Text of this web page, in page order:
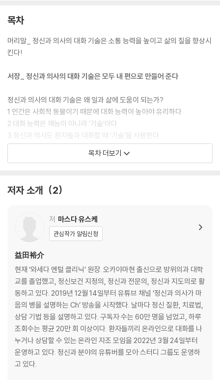
목차
머리말_ 정신과 의사의 대화 기술은 소통 능력을 높이고 삶의 질을 향상시
킨다!
서장_ 정신과 의사의 대화 기술은 모두 내 편으로 만들어 준다
정신과 의사의 대화 기술은 왜 일과 삶에 도움이 되는가?
1 인간은 사회적 동물이기 때문에 대화 능력이 높아야 유리하다
2 대화 능력은 재능이 아니라 ‘기술’이다
3 정신과 의사도 환자들과 대화할 때 ‘기술’을 사용한다
4 정신과 의사의 대화 기술은 인생을 내 편으로 만든다
01 앞으로는 ‘신뢰받는 사람’이 성공한다
제1장 대화의 성공과 실패는 ‘준비’에 달려 있다
02 정신과 치료와 대화의 공통점
03 대화하기 전에 목표를 설정해야 한다
column 정신과 의사의 대화 목표
04 대화하기 전에 신뢰를 얻어야 대화가 잘 이루어진다
column 정신과 의사가 환자에게 신뢰받기 위해 유념해야 하는 것
05 모든 업종에서 사전 정보 공개가 중요하다
06 대화의 스토리 전개를 미리 정해둔다
07 시간과 장소가 대화에 끼치는 영향
column 정신과 의사는 왜 환자에게 영향을 받지 않을까?
제2장 대화하기 전에 자신의 성격과 특징을 이해한다
08 대화하기 전에 스스로 어떤 사람인지 파악하자
목차 더보기
저자 소개 2
저 마스다 유스케
관심작가 알림신청
益田裕介
현재 ‘와세다 멘털 클리닉’ 원장. 오카야마현 출신으로 방위의과 대학
교를 졸업했고, 정신보건 지정의, 정신과 전문의, 정신과 지도의로 활
동하고 있다. 2019년 12월 14일부터 유튜브 채널 ‘정신과 의사가 마
음의 병을 설명하는 Ch’ 방송을 시작했다. 날마다 정신 질환, 치료법,
상담 기법 등을 설명하고 있다. 구독자 수는 60만 명을 넘었고, 하루
조회수는 평균 20만 회 이상이다. 환자들끼리 온라인으로 대화를 나
누거나 상담할 수 있는 온라인 자조 모임을 2022년 3월 24일부터
운영하고 있다. 정신과 분야의 유튜버를 모아 스터디 그룹도 운영하
고 있다.